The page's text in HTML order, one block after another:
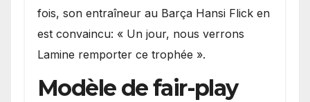
fois, son entraîneur au Barça Hansi Flick en
est convaincu: « Un jour, nous verrons
Lamine remporter ce trophée ».
Modèle de fair-play